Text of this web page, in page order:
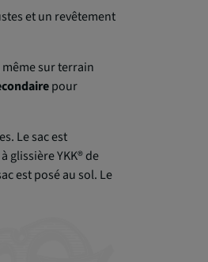
et un revêtement
sur terrain
pour
Le sac est
glissière YKK® de
est posé au sol. Le